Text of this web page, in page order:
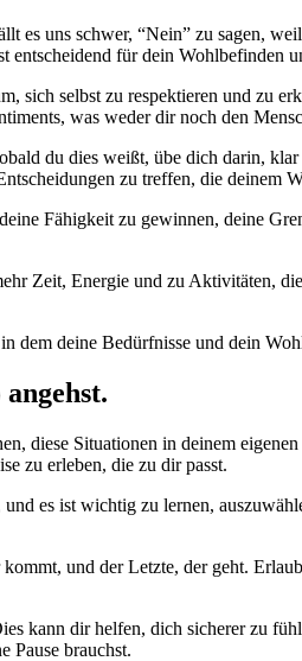
es uns schwer, “Nein” zu sagen,
für dein Wohlbefinden
sich selbst zu respektieren und zu
was weder dir noch den
du dies weißt, übe dich darin,
zu treffen, die deinem
Fähigkeit zu gewinnen, deine
Zeit, Energie und zu Aktivitäten,
dem deine Bedürfnisse und dein
diese Situationen in deinem
zu erleben, die zu dir passt.
es ist wichtig zu lernen,
und der Letzte, der geht.
kann dir helfen, dich sicherer zu
Pause brauchst.